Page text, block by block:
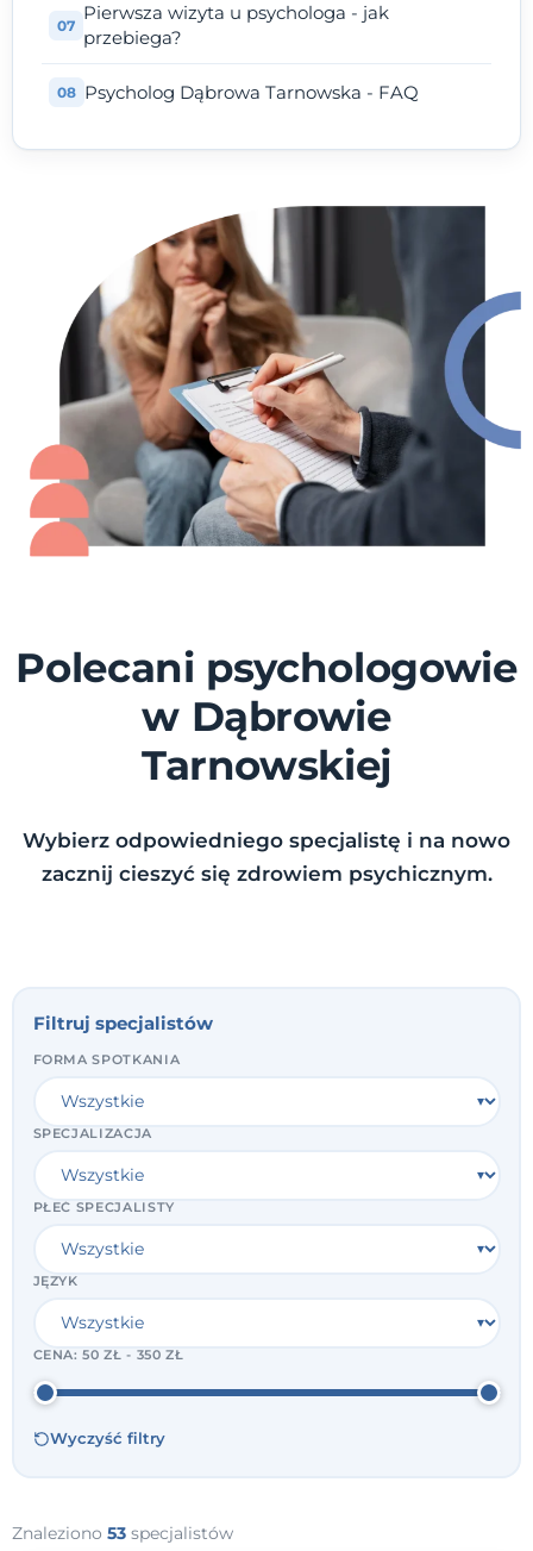
Pierwsza wizyta u psychologa - jak
przebiega?
Psycholog Dąbrowa Tarnowska - FAQ
Polecani psychologowie
w Dąbrowie
Tarnowskiej
Wybierz odpowiedniego specjalistę i na nowo
zacznij cieszyć się zdrowiem psychicznym.
Filtruj specjalistów
FORMA SPOTKANIA
SPECJALIZACJA
PŁEĆ SPECJALISTY
JĘZYK
CENA:50 ZŁ - 350 ZŁ
Wyczyść filtry
Znaleziono 53 specjalistów